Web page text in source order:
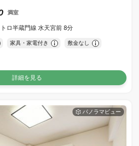
満室
ロ半蔵門線 水天宮前 8分
家具・家電付き 敷金なし
詳細を見る